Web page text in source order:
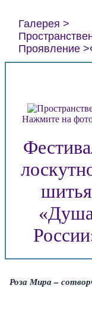
Галерея
Проявление
Нажмите на
шитья
«Душа
Роза Мира –